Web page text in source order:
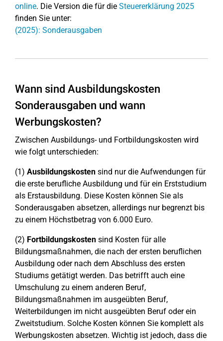
online. Die Version die für die Steuererklärung 2025
finden Sie unter:
(2025): Sonderausgaben
Wann sind Ausbildungskosten
Sonderausgaben und wann
Werbungskosten?
Zwischen Ausbildungs- und Fortbildungskosten wird
wie folgt unterschieden:
(1) Ausbildungskosten sind nur die Aufwendungen für
die erste berufliche Ausbildung und für ein Erststudium
als Erstausbildung. Diese Kosten können Sie als
Sonderausgaben absetzen, allerdings nur begrenzt bis
zu einem Höchstbetrag von 6.000 Euro.
(2) Fortbildungskosten sind Kosten für alle
Bildungsmaßnahmen, die nach der ersten beruflichen
Ausbildung oder nach dem Abschluss des ersten
Studiums getätigt werden. Das betrifft auch eine
Umschulung zu einem anderen Beruf,
Bildungsmaßnahmen im ausgeübten Beruf,
Weiterbildungen im nicht ausgeübten Beruf oder ein
Zweitstudium. Solche Kosten können Sie komplett als
Werbungskosten absetzen. Wichtig ist jedoch, dass die